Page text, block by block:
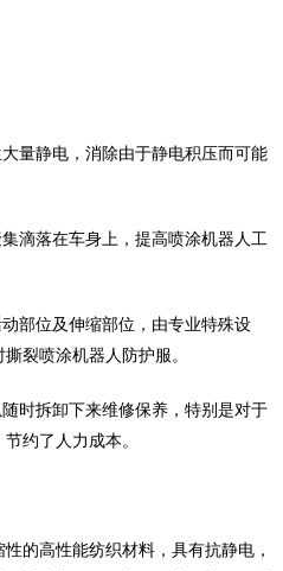
量静电，消除由于静电积压而可能
滴落在车身上，提高喷涂机器人工
部位及伸缩部位，由专业特殊设
裂喷涂机器人防护服。
时拆卸下来维修保养，特别是对于
约了人力成本。
的高性能纺织材料，具有抗静电，